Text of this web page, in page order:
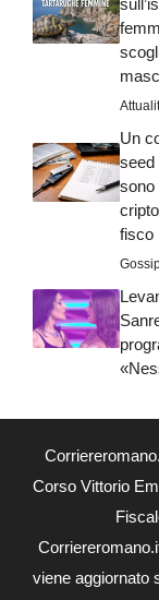
Un
seed
sono
fisco
Corso Vittorio
viene aggiornato